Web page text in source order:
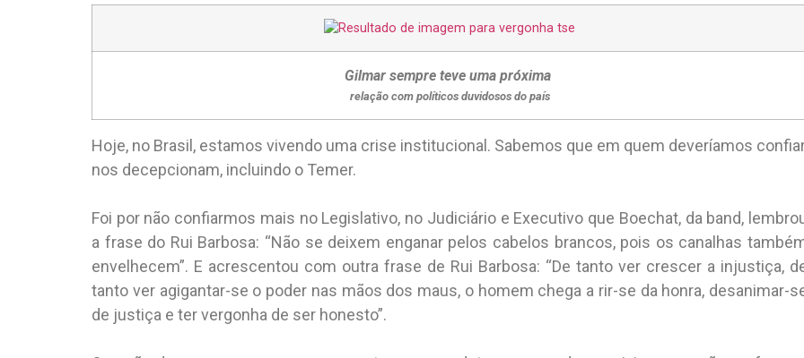
Gilmar sempre teve uma próxima
relação com políticos duvidosos do país
Hoje, no Brasil, estamos vivendo uma crise institucional. Sabemos que em quem deveríamos
nos decepcionam, incluindo o Temer.
Foi por não confiarmos mais no Legislativo, no Judiciário e Executivo que Boechat, da band,
a frase do Rui Barbosa: “Não se deixem enganar pelos cabelos brancos, pois os canalhas
envelhecem”. E acrescentou com outra frase de Rui Barbosa: “De tanto ver crescer a injustiça,
tanto ver agigantar-se o poder nas mãos dos maus, o homem chega a rir-se da honra, desanimar-
de justiça e ter vergonha de ser honesto”.